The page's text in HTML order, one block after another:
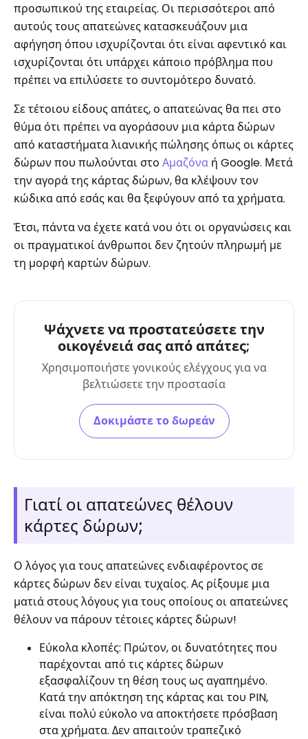
προσωπικού της εταιρείας. Οι περισσότεροι από
αυτούς τους απατεώνες κατασκευάζουν μια
αφήγηση όπου ισχυρίζονται ότι είναι αφεντικό και
ισχυρίζονται ότι υπάρχει κάποιο πρόβλημα που
πρέπει να επιλύσετε το συντομότερο δυνατό.
Σε τέτοιου είδους απάτες, ο απατεώνας θα πει στο
θύμα ότι πρέπει να αγοράσουν μια κάρτα δώρων
από καταστήματα λιανικής πώλησης όπως οι κάρτες
δώρων που πωλούνται στο Αμαζόνα ή Google. Μετά
την αγορά της κάρτας δώρων, θα κλέψουν τον
κώδικα από εσάς και θα ξεφύγουν από τα χρήματα.
Έτσι, πάντα να έχετε κατά νου ότι οι οργανώσεις και
οι πραγματικοί άνθρωποι δεν ζητούν πληρωμή με
τη μορφή καρτών δώρων.
Ψάχνετε να προστατεύσετε την
οικογένειά σας από απάτες;
Χρησιμοποιήστε γονικούς ελέγχους για να
βελτιώσετε την προστασία
Δοκιμάστε το δωρεάν
Γιατί οι απατεώνες θέλουν
κάρτες δώρων;
Ο λόγος για τους απατεώνες ενδιαφέροντος σε
κάρτες δώρων δεν είναι τυχαίος. Ας ρίξουμε μια
ματιά στους λόγους για τους οποίους οι απατεώνες
θέλουν να πάρουν τέτοιες κάρτες δώρων!
Εύκολα κλοπές: Πρώτον, οι δυνατότητες που
παρέχονται από τις κάρτες δώρων
εξασφαλίζουν τη θέση τους ως αγαπημένο.
Κατά την απόκτηση της κάρτας και του PIN,
είναι πολύ εύκολο να αποκτήσετε πρόσβαση
στα χρήματα. Δεν απαιτούν τραπεζικό